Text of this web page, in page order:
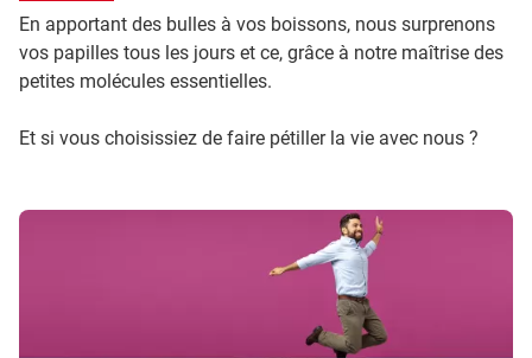
En apportant des bulles à vos boissons, nous surprenons
vos papilles tous les jours et ce, grâce à notre maîtrise des
petites molécules essentielles.
Et si vous choisissiez de faire pétiller la vie avec nous ?